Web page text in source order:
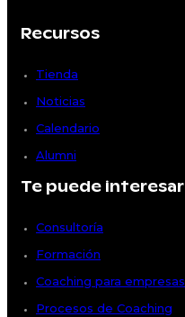
Recursos
Tienda
Noticias
Calendario
Alumni
Te puede interesar
Consultoría
Formación
Coaching para empresas
Procesos de Coaching